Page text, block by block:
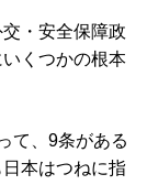
・安全保障政
くつかの根本
て、9条がある
本はつねに指